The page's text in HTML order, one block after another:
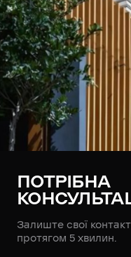
ПОТРІБНА
Залиште свої
протягом 5 хвилин.